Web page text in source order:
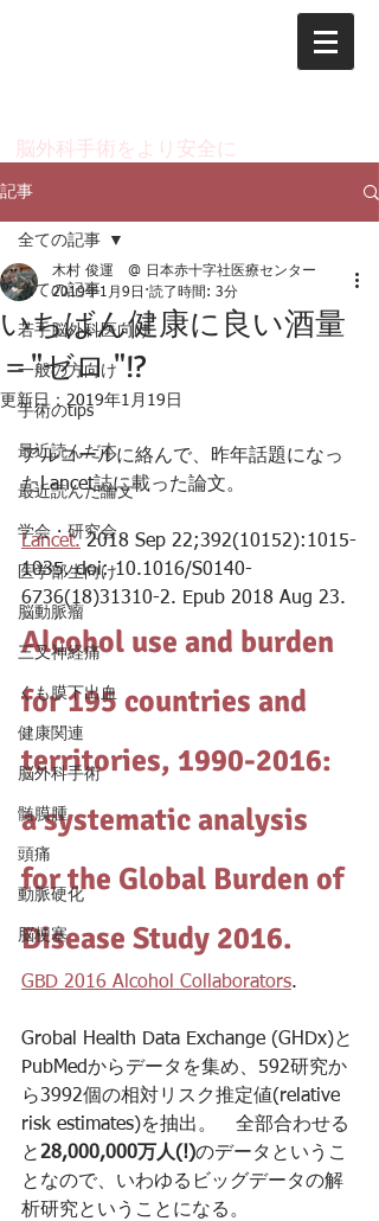
​脳外科手術をより安全に
記事
全ての記事
若手脳外科医向け
一般の方向け
手術のtips
最近読んだ本
最近読んだ論文
学会・研究会
医学部生向け
脳動脈瘤
三叉神経痛
くも膜下出血
健康関連
脳外科手術
髄膜腫
頭痛
動脈硬化
脳梗塞
全ての記事
いちばん健康に良い酒量
＝"ゼロ "!?
木村 俊運 @ 日本赤十字社医療センター
2019年1月9日 読了時間: 3分
更新日： 2019年1月19日
アルコールに絡んで、昨年話題になっ
たLancet誌に載った論文。
Lancet. 2018 Sep 22;392(10152):1015-
1035. doi: 10.1016/S0140-
6736(18)31310-2. Epub 2018 Aug 23.
Alcohol use and burden
for 195 countries and
territories, 1990-2016:
a systematic analysis
for the Global Burden of
Disease Study 2016.
GBD 2016 Alcohol Collaborators.
Grobal Health Data Exchange (GHDx)と
PubMedからデータを集め、592研究か
ら3992個の相対リスク推定値(relative
risk estimates)を抽出。　全部合わせる
と28,000,000万人(!)のデータというこ
となので、いわゆるビッグデータの解
析研究ということになる。